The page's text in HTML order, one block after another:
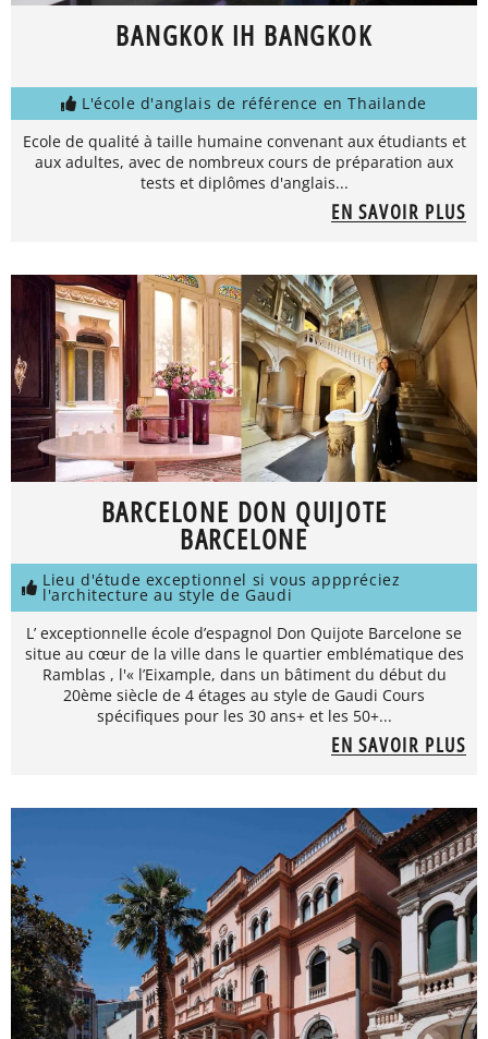
BANGKOK IH BANGKOK
L'école d'anglais de référence en Thailande
Ecole de qualité à taille humaine convenant aux étudiants et
aux adultes, avec de nombreux cours de préparation aux
tests et diplômes d'anglais...
EN SAVOIR PLUS
BARCELONE DON QUIJOTE
BARCELONE
Lieu d'étude exceptionnel si vous apppréciez
l'architecture au style de Gaudi
L’ exceptionnelle école d’espagnol Don Quijote Barcelone se
situe au cœur de la ville dans le quartier emblématique des
Ramblas , l'« l’Eixample, dans un bâtiment du début du
20ème siècle de 4 étages au style de Gaudi Cours
spécifiques pour les 30 ans+ et les 50+...
EN SAVOIR PLUS